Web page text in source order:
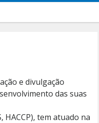
e divulgação
das suas
tem atuado na